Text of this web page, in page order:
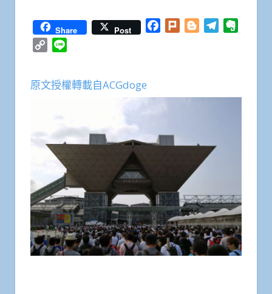
Share Post Facebook
Plurk BloggerTelegram
Copy
原文授權轉載自ACGdoge